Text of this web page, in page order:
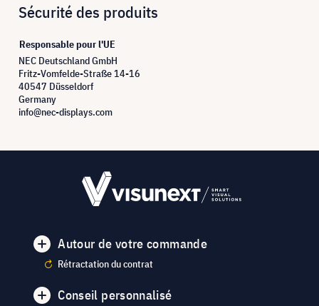
Sécurité des produits
Responsable pour l'UE
NEC Deutschland GmbH
Fritz-Vomfelde-Straße 14-16
40547 Düsseldorf
Germany
info@nec-displays.com
Autour de votre commande
Rétractation du contrat
Conseil personnalisé